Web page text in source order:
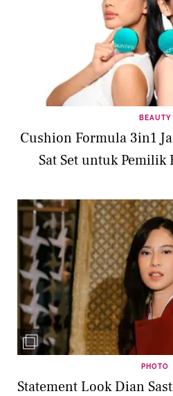
BEAUTY
Cushion Formula 3in1
Sat Set untuk
PHOTO
Statement Look Dian